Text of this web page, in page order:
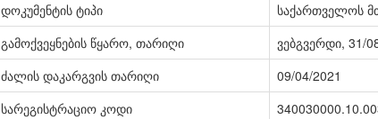
დოკუმენტის ტიპი
საქართველოს
გამოქვეყნების წყარო, თარიღი
ვებგვერდი, 31/
ძალის დაკარგვის თარიღი
09/04/2021
სარეგისტრაციო კოდი